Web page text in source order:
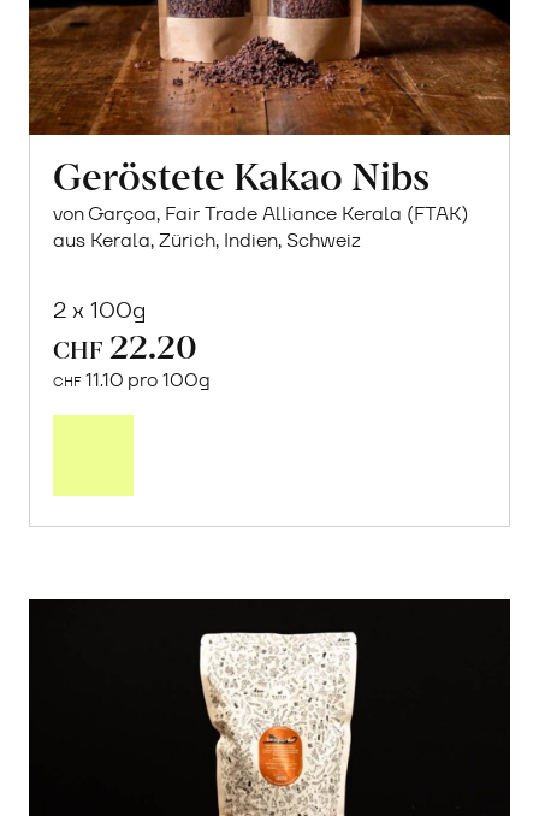
Geröstete Kakao Nibs
von Garçoa, Fair Trade Alliance Kerala (FTAK)
aus Kerala, Zürich, Indien, Schweiz
2 x 100g
CHF 22.20
CHF 11.10 pro 100g